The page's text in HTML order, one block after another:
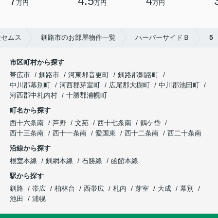
万円 万円 万円
ムス 釧路市のお部屋物件一覧 ハーバーサイドＢ 5
市区町村から探す
帯広市
釧路市 河東郡音更町
釧路郡釧路町
中川郡幕別町
河西郡芽室町 広尾郡大樹町
中川郡池田町
河西郡中札内村
十勝郡浦幌町
町名から探す
西十六条南
芦野 文苑 西十七条南
鶴ケ岱
西十三条南
西十一条南 愛国東 西十二条南
西二十条南
沿線から探す
根室本線
釧網本線 石勝線
函館本線
駅から探す
釧路
帯広 柏林台 西帯広 札内 芽室 大成
幕別
池田
浦幌